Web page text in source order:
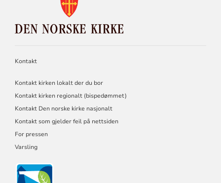
NORSKE
KIRKE
Kontakt
Kontakt kirken lokalt der du bor
Kontakt kirken regionalt (bispedømmet)
Kontakt Den norske kirke nasjonalt
Kontakt som gjelder feil på nettsiden
For pressen
Varsling